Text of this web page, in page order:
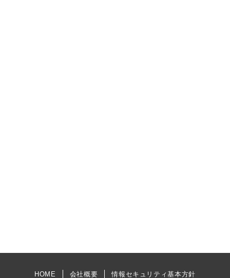
HOME 会社概要 情報セキュリティ基本方針